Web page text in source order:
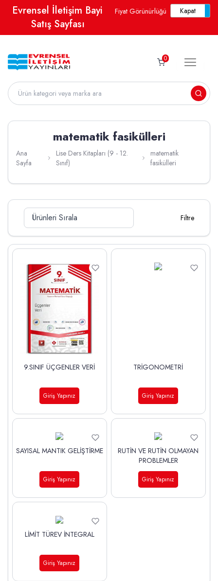
Evrensel İletişim Bayi
Satış Sayfası
Fiyat Görünürlüğü
0
matematik fasikülleri
Ana
Sayfa
Lise Ders Kitapları (9 - 12.
Sınıf)
matematik
fasikülleri
Filtre
9.SINIF ÜÇGENLER VERİ
Giriş Yapınız
TRİGONOMETRİ
Giriş Yapınız
SAYISAL MANTIK GELİŞTİRME
Giriş Yapınız
RUTİN VE RUTİN OLMAYAN
PROBLEMLER
Giriş Yapınız
LİMİT TÜREV İNTEGRAL
Giriş Yapınız